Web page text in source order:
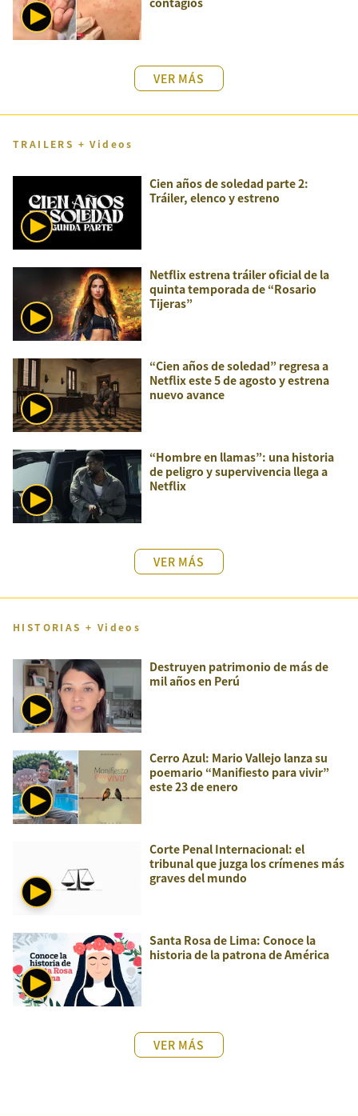
VER MÁS
TRAILERS + Videos
Cien años de soledad parte 2:
Tráiler, elenco y estreno
Netflix estrena tráiler oficial de la
quinta temporada de “Rosario
Tijeras”
“Cien años de soledad” regresa a
Netflix este 5 de agosto y estrena
nuevo avance
“Hombre en llamas”: una historia
de peligro y supervivencia llega a
Netflix
VER MÁS
HISTORIAS + Videos
Destruyen patrimonio de más de
mil años en Perú
Cerro Azul: Mario Vallejo lanza su
poemario “Manifiesto para vivir”
este 23 de enero
Corte Penal Internacional: el
tribunal que juzga los crímenes más
graves del mundo
Santa Rosa de Lima: Conoce la
historia de la patrona de América
VER MÁS